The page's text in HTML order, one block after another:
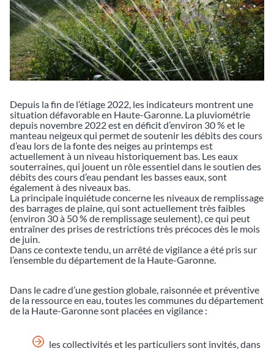
Depuis la fin de l’étiage 2022, les indicateurs montrent une
situation défavorable en Haute-Garonne. La pluviométrie
depuis novembre 2022 est en déficit d’environ 30 % et le
manteau neigeux qui permet de soutenir les débits des cours
d’eau lors de la fonte des neiges au printemps est
actuellement à un niveau historiquement bas. Les eaux
souterraines, qui jouent un rôle essentiel dans le soutien des
débits des cours d’eau pendant les basses eaux, sont
également à des niveaux bas.
La principale inquiétude concerne les niveaux de remplissage
des barrages de plaine, qui sont actuellement très faibles
(environ 30 à 50 % de remplissage seulement), ce qui peut
entraîner des prises de restrictions très précoces dès le mois
de juin.
Dans ce contexte tendu, un arrêté de vigilance a été pris sur
l’ensemble du département de la Haute-Garonne.
Dans le cadre d’une gestion globale, raisonnée et préventive
de la ressource en eau, toutes les communes du département
de la Haute-Garonne sont placées en vigilance :
les collectivités et les particuliers sont invités, dans